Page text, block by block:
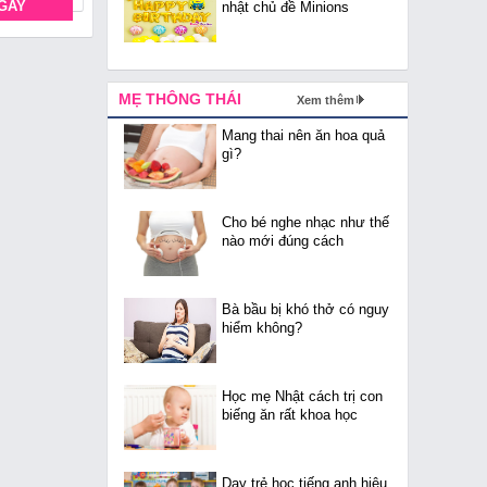
nhật chủ đề Minions
MẸ THÔNG THÁI Xem thêm
Mang thai nên ăn hoa quả
gì?
Cho bé nghe nhạc như thế
nào mới đúng cách
Bà bầu bị khó thở có nguy
hiểm không?
Học mẹ Nhật cách trị con
biếng ăn rất khoa học
Dạy trẻ học tiếng anh hiệu